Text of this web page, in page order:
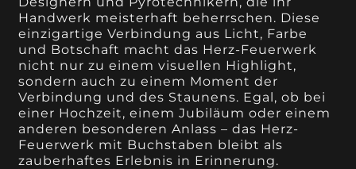
Handwerk meisterhaft beherrschen. Diese
einzigartige Verbindung aus Licht, Farbe
und Botschaft macht das Herz-Feuerwerk
nicht nur zu einem visuellen Highlight,
sondern auch zu einem Moment der
Verbindung und des Staunens. Egal, ob bei
einer Hochzeit, einem Jubiläum oder einem
anderen besonderen Anlass – das Herz-
Feuerwerk mit Buchstaben bleibt als
zauberhaftes Erlebnis in Erinnerung.